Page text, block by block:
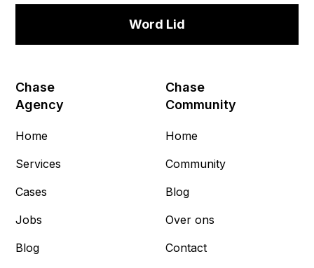
Word Lid
Chase
Agency
Home
Services
Cases
Jobs
Blog
Chase
Community
Home
Community
Blog
Over ons
Contact